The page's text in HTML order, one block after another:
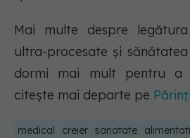
Mai multe despre
ultra-procesate și
dormi mai mult pentru a
citește mai departe pe
medical creier sanatate